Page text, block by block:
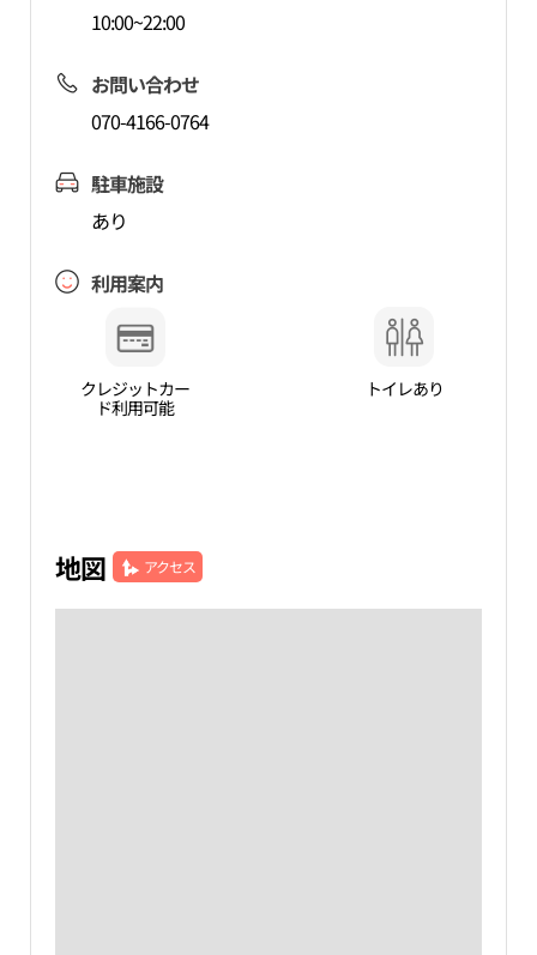
10:00~22:00
お問い合わせ
070-4166-0764
駐車施設
あり
利用案内
クレジットカー
ド利用可能
トイレあり
地図 アクセス